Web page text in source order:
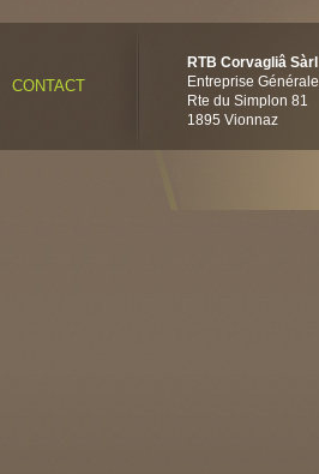
CONTACT
RTB Corvagliâ Sàrl
Entreprise Générale
Rte du Simplon 81
1895 Vionnaz